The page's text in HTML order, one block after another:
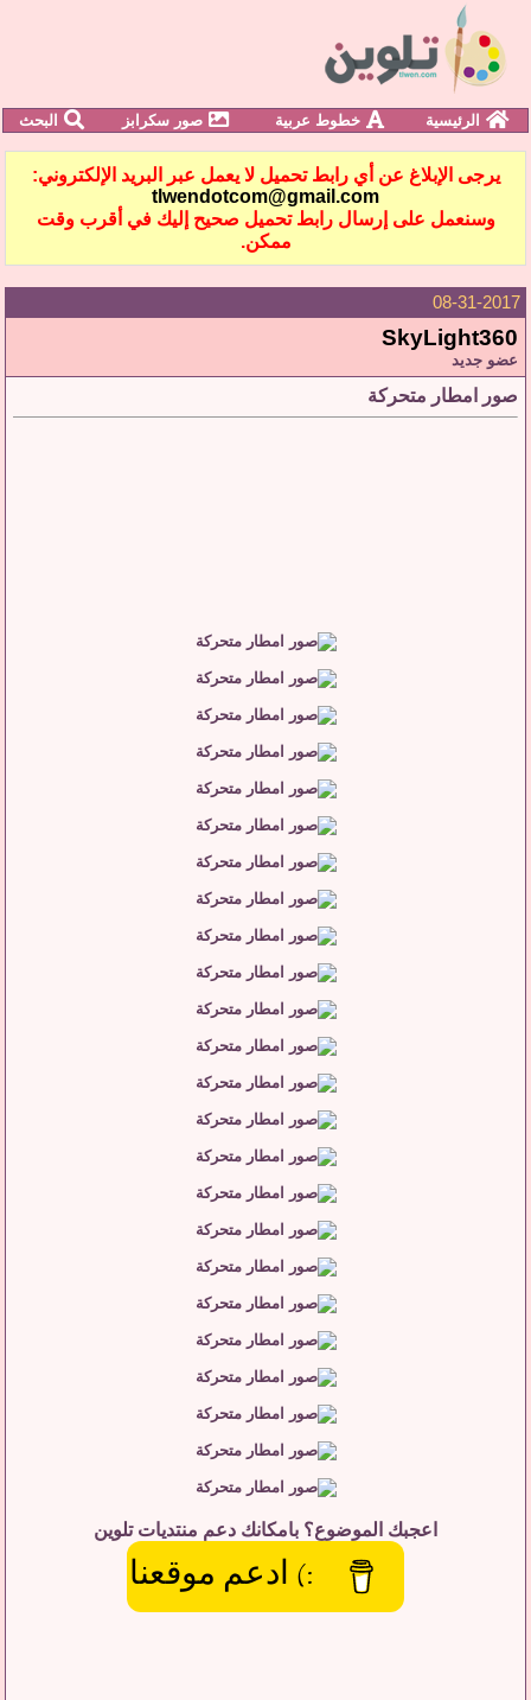
الرئيسية خطوط عربية صور سكرابز البحث
يرجى الإبلاغ عن أي رابط تحميل لا يعمل عبر البريد الإلكتروني:
tlwendotcom@gmail.com
وسنعمل على إرسال رابط تحميل صحيح إليك في أقرب وقت
ممكن.
08-31-2017
SkyLight360
عضو جديد
صور امطار متحركة
اعجبك الموضوع؟ بامكانك دعم منتديات تلوين
:) ادعم موقعنا